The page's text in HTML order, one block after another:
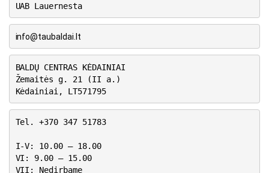
UAB Lauernesta
info@taubaldai.lt
BALDŲ CENTRAS KĖDAINIAI
Žemaitės g. 21 (II a.)
Kėdainiai, LT571795
Tel. +370 347 51783
I-V: 10.00 – 18.00
VI: 9.00 – 15.00
VII: Nedirbame